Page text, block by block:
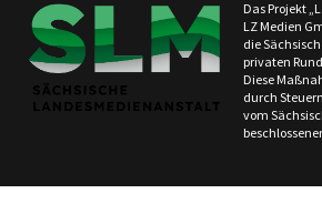
Das Projekt
LZ Medien
die
privaten
Diese
durch
vom